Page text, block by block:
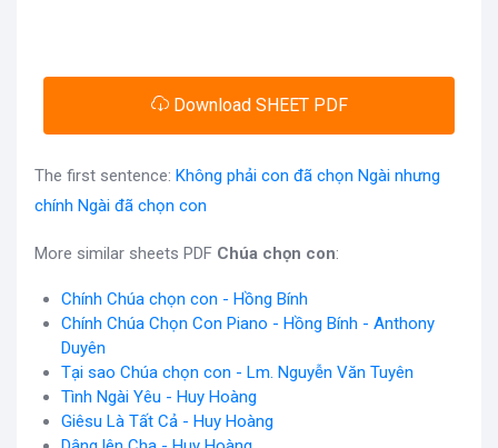
Download SHEET PDF
The first sentence: Không phải con đã chọn Ngài nhưng
chính Ngài đã chọn con
More similar sheets PDF Chúa chọn con:
Chính Chúa chọn con - Hồng Bính
Chính Chúa Chọn Con Piano - Hồng Bính - Anthony
Duyên
Tại sao Chúa chọn con - Lm. Nguyễn Văn Tuyên
Tình Ngài Yêu - Huy Hoàng
Giêsu Là Tất Cả - Huy Hoàng